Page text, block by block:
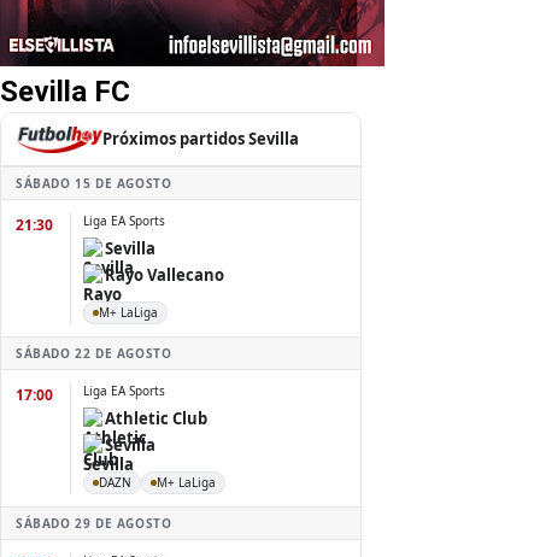
Sevilla FC